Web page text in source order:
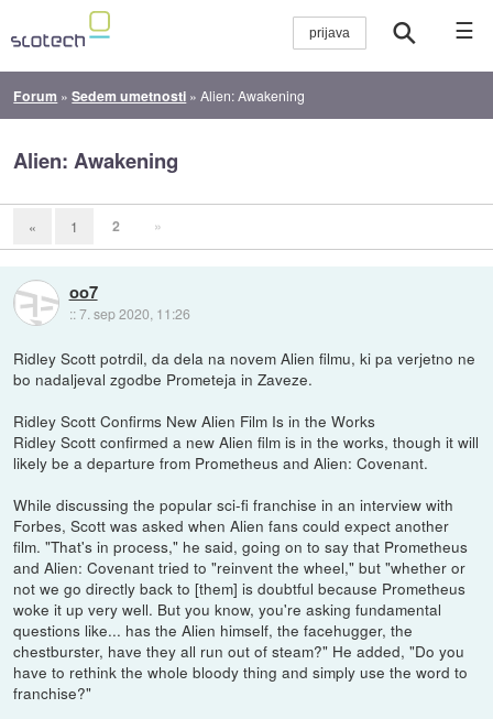
☰
Forum »Sedem umetnosti »Alien: Awakening
Alien: Awakening
« 1 2 »
oo7
::7. sep 2020, 11:26
Ridley Scott potrdil, da dela na novem Alien filmu, ki pa verjetno ne
bo nadaljeval zgodbe Prometeja in Zaveze.
Ridley Scott Confirms New Alien Film Is in the Works
Ridley Scott confirmed a new Alien film is in the works, though it will
likely be a departure from Prometheus and Alien: Covenant.
While discussing the popular sci-fi franchise in an interview with
Forbes, Scott was asked when Alien fans could expect another
film. "That's in process," he said, going on to say that Prometheus
and Alien: Covenant tried to "reinvent the wheel," but "whether or
not we go directly back to [them] is doubtful because Prometheus
woke it up very well. But you know, you're asking fundamental
questions like... has the Alien himself, the facehugger, the
chestburster, have they all run out of steam?" He added, "Do you
have to rethink the whole bloody thing and simply use the word to
franchise?"